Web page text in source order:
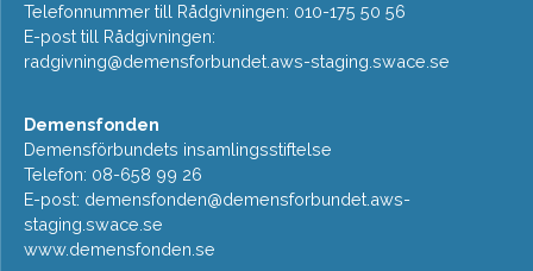
Telefonnummer till Rådgivningen: 010-175 50 56
E-post till Rådgivningen:
radgivning@demensforbundet.aws-staging.swace.se
Demensfonden
Demensförbundets insamlingsstiftelse
Telefon: 08-658 99 26
E-post: demensfonden@demensforbundet.aws-
staging.swace.se
www.demensfonden.se